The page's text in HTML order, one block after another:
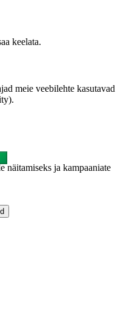
keelata.
meie veebilehte kasutavad
näitamiseks ja kampaaniate